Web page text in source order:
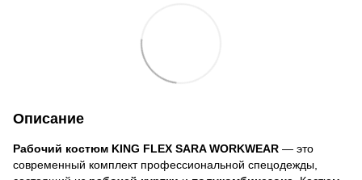
Описание
Рабочий костюм KING FLEX SARA WORKWEAR — это
современный комплект профессиональной спецодежды,